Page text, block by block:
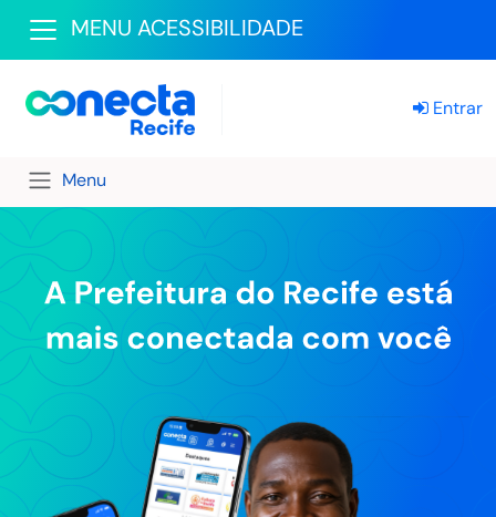
MENU ACESSIBILIDADE
Entrar
Menu